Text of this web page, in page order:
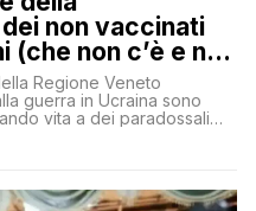
non vaccinati
non c’è e non
Regione Veneto
guerra in Ucraina sono
vita a dei paradossali